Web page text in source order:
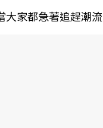
大家都急著追趕潮